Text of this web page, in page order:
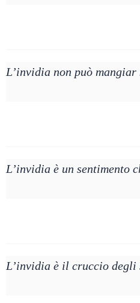
L’invidia non può
L’invidia è un sentimento
L’invidia è il cruccio degli